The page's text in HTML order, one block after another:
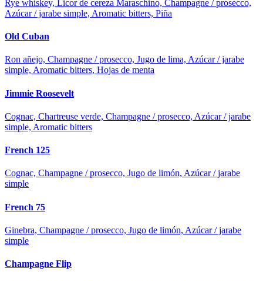
Rye whiskey, Licor de cereza Maraschino, Champagne / prosecco,
Azúcar / jarabe simple, Aromatic bitters, Piña
Old Cuban
Ron añejo, Champagne / prosecco, Jugo de lima, Azúcar / jarabe
simple, Aromatic bitters, Hojas de menta
Jimmie Roosevelt
Cognac, Chartreuse verde, Champagne / prosecco, Azúcar / jarabe
simple, Aromatic bitters
French 125
Cognac, Champagne / prosecco, Jugo de limón, Azúcar / jarabe
simple
French 75
Ginebra, Champagne / prosecco, Jugo de limón, Azúcar / jarabe
simple
Champagne Flip